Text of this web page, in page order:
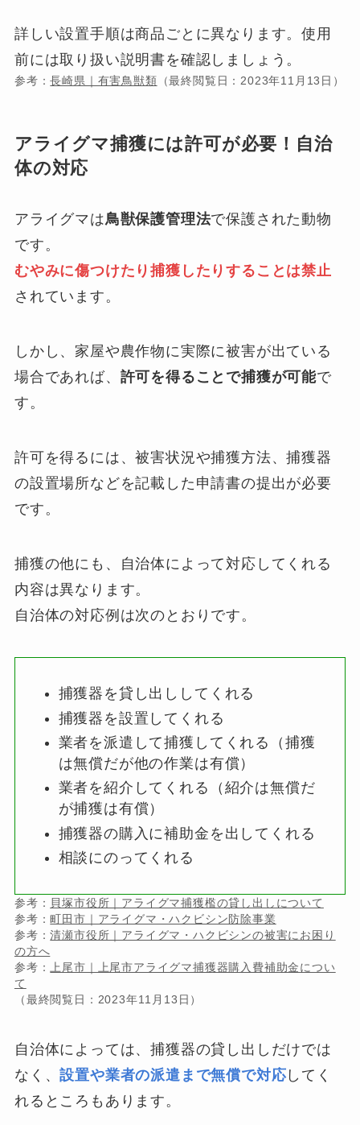
詳しい設置手順は商品ごとに異なります。使用
前には取り扱い説明書を確認しましょう。
参考：長崎県｜有害鳥獣類 （最終閲覧日：2023年11月13日）
アライグマ捕獲には許可が必要！自治
体の対応
アライグマは鳥獣保護管理法で保護された動物
です。
むやみに傷つけたり捕獲したりすることは禁止
されています。
しかし、家屋や農作物に実際に被害が出ている
場合であれば、 許可を得ることで捕獲が可能で
す。
許可を得るには、被害状況や捕獲方法、捕獲器
の設置場所などを記載した申請書の提出が必要
です。
捕獲の他にも、自治体によって対応してくれる
内容は異なります。
自治体の対応例は次のとおりです。
捕獲器を貸し出ししてくれる
捕獲器を設置してくれる
業者を派遣して捕獲してくれる（捕獲
は無償だが他の作業は有償）
業者を紹介してくれる（紹介は無償だ
が捕獲は有償）
捕獲器の購入に補助金を出してくれる
相談にのってくれる
参考： 貝塚市役所｜アライグマ捕獲檻の貸し出しについて
参考：町田市｜アライグマ・ハクビシン防除事業
参考：清瀬市役所｜アライグマ・ハクビシンの被害にお困り
の方へ
参考：
上尾市｜上尾市アライグマ捕獲器購入費補助金につい
て
（最終閲覧日：2023年11月13日）
自治体によっては、捕獲器の貸し出しだけでは
なく、設置や業者の派遣まで無償で対応 してく
れるところもあります。